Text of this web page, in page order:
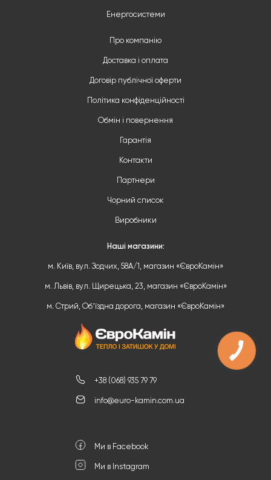
+38 (068) 935 79 79
info@euro-kamin.com.ua
Ми в Facebook
Ми в Instagram
Енергосистеми
Про компанію
Доставка і оплата
Договір публічної оферти
Політика конфіденційності
Обмін і повернення
Гарантія
Контакти
Партнери
Чорний список
Виробники
Наші магазини:
м. Київ, вул. Зодчих, 58А/1, магазин «ЄвроКамін»
м. Львів, вул. Щирецька, 23, магазин «ЄвроКамін»
м. Стрий, Обʼїздна дорога, магазин «ЄвроКамін»
КНОПКА
ЗВ'ЯЗКУ